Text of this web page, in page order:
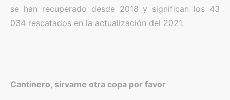
se han recuperado desde 2018 y significan los 43
034 rescatados en la actualización del 2021.
Cantinero, sírvame otra copa por favor